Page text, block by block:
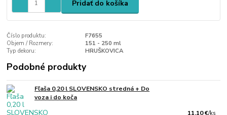
Pridať do košíka
Číslo produktu:
F7655
Objem / Rozmery:
151 - 250 ml
Typ dekoru:
HRUŠKOVICA
Podobné produkty
Fľaša 0,20 l SLOVENSKO stredná + Do
voza i do koča
11,10 €/ks